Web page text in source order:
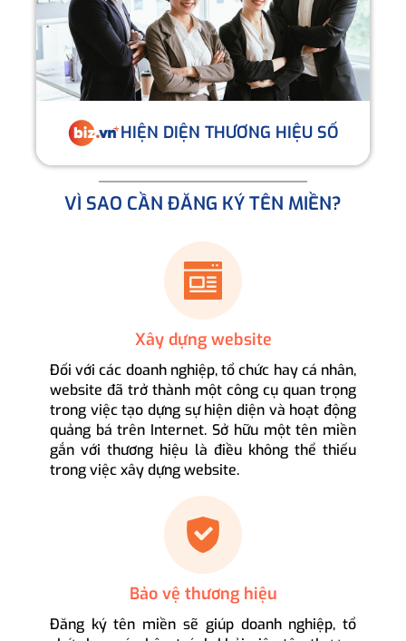
HIỆN DIỆN THƯƠNG HIỆU SỐ
VÌ SAO CẦN ĐĂNG KÝ TÊN MIỀN?
Xây dựng website
Đối với các doanh nghiệp, tổ chức hay cá nhân,
website đã trở thành một công cụ quan trọng
trong việc tạo dựng sự hiện diện và hoạt động
quảng bá trên Internet. Sở hữu một tên miền
gắn với thương hiệu là điều không thể thiếu
trong việc xây dựng website.
Bảo vệ thương hiệu
Đăng ký tên miền sẽ giúp doanh nghiệp, tổ